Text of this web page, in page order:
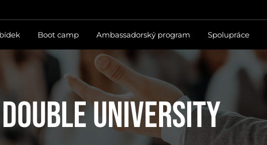
Boot camp Ambassadorský program Spolupráce
DOUBLE UNIVERSITY